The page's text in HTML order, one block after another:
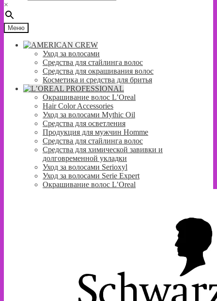
×
Меню
Уход за волосами
Средства для стайлинга волос
Средства для окрашивания волос
Косметика и средства для бритья
Окрашивание волос L’Oreal
Hair Color Accessories
Уход за волосами Mythic Oil
Средства для осветления
Продукция для мужчин Homme
Средства для стайлинга волос
Средства для химической завивки и
долговременной укладки
Уход за волосами Serioxyl
Уход за волосами Serie Expert
Окрашивание волос L’Oreal